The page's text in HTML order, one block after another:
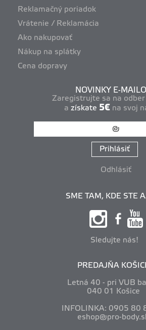
Reklamačný poriadok
Vrátenie / Reklamácia
Ako nakupovať
Nákup na splátky
Cena dopravy
NOVINKY E-
Zaregistrujte sa na
a získate 5€ na svoj
Prihlásiť
Odhlásiť
SME TAM, KDE STE
Sledujte nás!
PREDAJŇA
Letná 40 - pri VUB
040 01 Košice
INFOLINKA: 0905 80
eshop@pro-